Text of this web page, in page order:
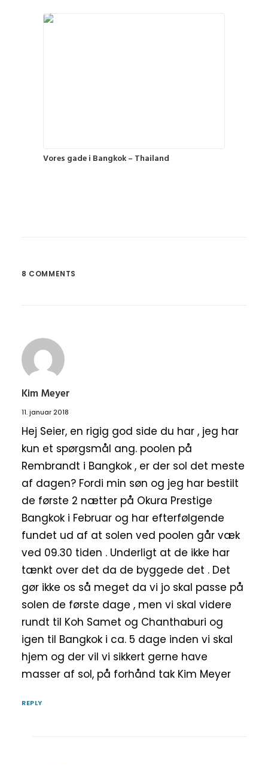
Vores gade i Bangkok – Thailand
8 COMMENTS
Kim Meyer
11. januar 2018
Hej Seier, en rigig god side du har , jeg har
kun et spørgsmål ang. poolen på
Rembrandt i Bangkok , er der sol det meste
af dagen? Fordi min søn og jeg har bestilt
de første 2 nætter på Okura Prestige
Bangkok i Februar og har efterfølgende
fundet ud af at solen ved poolen går væk
ved 09.30 tiden . Underligt at de ikke har
tænkt over det da de byggede det . Det
gør ikke os så meget da vi jo skal passe på
solen de første dage , men vi skal videre
rundt til Koh Samet og Chanthaburi og
igen til Bangkok i ca. 5 dage inden vi skal
hjem og der vil vi sikkert gerne have
masser af sol, på forhånd tak Kim Meyer
REPLY